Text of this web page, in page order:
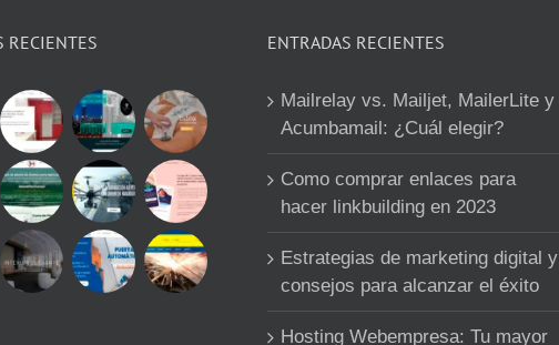
RECIENTES ENTRADAS RECIENTES
Mailrelay vs. Mailjet, MailerLite y
Acumbamail: ¿Cuál elegir?
Como comprar enlaces para
hacer linkbuilding en 2023
Estrategias de marketing digital y
consejos para alcanzar el éxito
Hosting Webempresa: Tu mayor